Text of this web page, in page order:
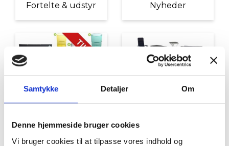
Samtykke Detaljer Om
Denne hjemmeside bruger cookies
Vi bruger cookies til at tilpasse vores indhold og
Fortelte & udstyr Nyheder